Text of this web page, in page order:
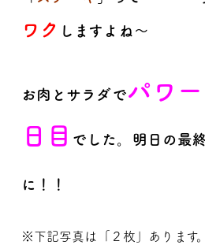
ワク しますよね～
お肉とサラダでパワ
日目 でした。明日の最
に ！！
※下記写真は「２枚」あります